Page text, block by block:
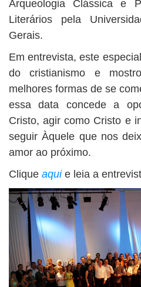
Arqueologia Clássica e
Literários pela
Gerais.
Em entrevista, este
do cristianismo e
melhores formas de se
essa data concede a
Cristo, agir como Cristo e
seguir Àquele que nos
amor ao próximo.
Clique aqui e leia a